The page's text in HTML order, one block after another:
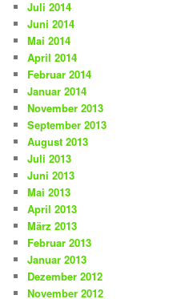
Juli 2014
Juni 2014
Mai 2014
April 2014
Februar 2014
Januar 2014
November 2013
September 2013
August 2013
Juli 2013
Juni 2013
Mai 2013
April 2013
März 2013
Februar 2013
Januar 2013
Dezember 2012
November 2012